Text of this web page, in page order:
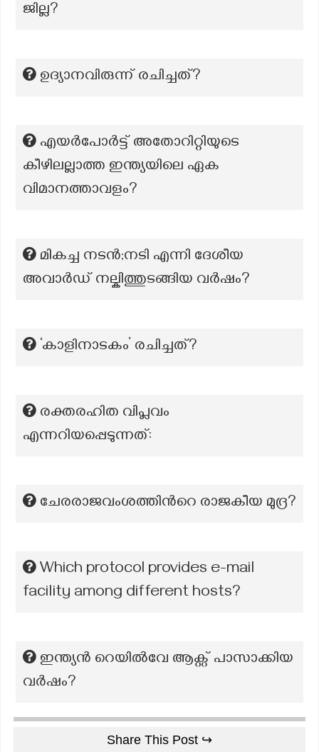
ജില്ല?
ഉദ്യാനവിരുന്ന് രചിച്ചത്?
എയർപോർട്ട് അതോറിറ്റിയുടെ
കീഴിലല്ലാത്ത ഇന്ത്യയിലെ ഏക
വിമാനത്താവളം?
മികച്ച നടൻ;നടി എന്നി ദേശീയ
അവാർഡ് നല്കിത്തുടങ്ങിയ വർഷം?
‘കാളിനാടകം’ രചിച്ചത്?
രക്തരഹിത വിപ്ലവം
എന്നറിയപ്പെടുന്നത്:
ചേരരാജവംശത്തിന്‍റെ രാജകീയ മുദ്ര?
Which protocol provides e-mail
facility among different hosts?
ഇന്ത്യൻ റെയിൽവേ ആക്റ്റ് പാസാക്കിയ
വർഷം?
Share This Post ↪